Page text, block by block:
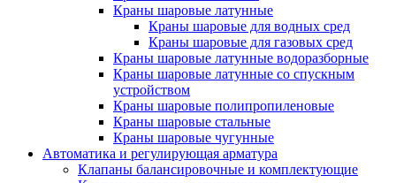
Краны шаровые латунные
Краны шаровые для водных сред
Краны шаровые для газовых сред
Краны шаровые латунные водоразборные
Краны шаровые латунные со спускным
устройством
Краны шаровые полипропиленовые
Краны шаровые стальные
Краны шаровые чугунные
Автоматика и регулирующая арматура
Клапаны балансировочные и комплектующие